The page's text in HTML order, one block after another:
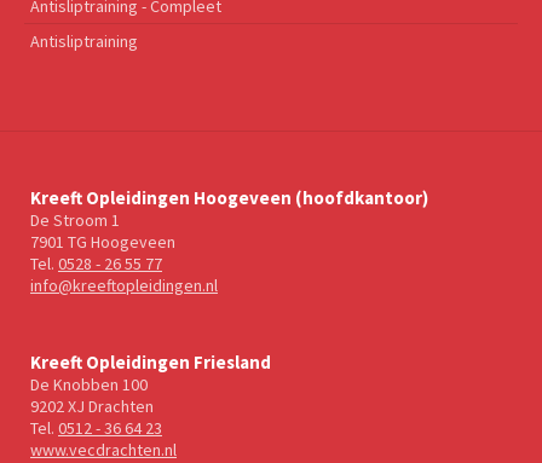
Antisliptraining - Compleet
Antisliptraining
Kreeft Opleidingen Hoogeveen (hoofdkantoor)
De Stroom 1
7901 TG Hoogeveen
Tel. 0528 - 26 55 77
info@kreeftopleidingen.nl
Kreeft Opleidingen Friesland
De Knobben 100
9202 XJ Drachten
Tel. 0512 - 36 64 23
www.vecdrachten.nl